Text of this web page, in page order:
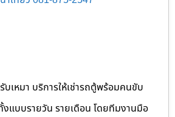
บเหมา บริการให้เช่ารถตู้พร้อมคนขับ
แบบรายวัน รายเดือน โดยทีมงานมือ